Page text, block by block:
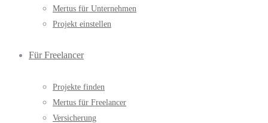
Mertus für Unternehmen
Projekt einstellen
Für Freelancer
Projekte finden
Mertus für Freelancer
Versicherung